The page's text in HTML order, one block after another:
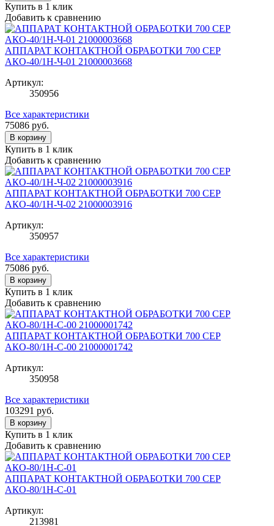
Купить в 1 клик
Добавить к сравнению
АППАРАТ КОНТАКТНОЙ ОБРАБОТКИ 700 СЕР
АКО-40/1Н-Ч-01 21000003668
Артикул:
350956
Все характеристики
75086 руб.
В корзину
Купить в 1 клик
Добавить к сравнению
АППАРАТ КОНТАКТНОЙ ОБРАБОТКИ 700 СЕР
АКО-40/1Н-Ч-02 21000003916
Артикул:
350957
Все характеристики
75086 руб.
В корзину
Купить в 1 клик
Добавить к сравнению
АППАРАТ КОНТАКТНОЙ ОБРАБОТКИ 700 СЕР
АКО-80/1Н-С-00 21000001742
Артикул:
350958
Все характеристики
103291 руб.
В корзину
Купить в 1 клик
Добавить к сравнению
АППАРАТ КОНТАКТНОЙ ОБРАБОТКИ 700 СЕР
АКО-80/1Н-С-01
Артикул:
213981